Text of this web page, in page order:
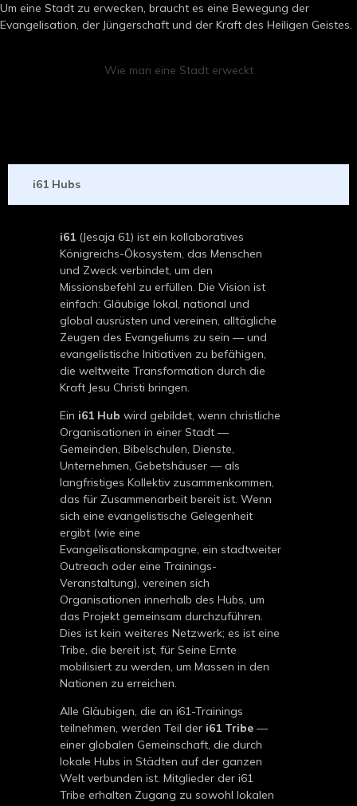
Um eine Stadt zu erwecken, braucht es eine Bewegung der
Evangelisation, der Jüngerschaft und der Kraft des Heiligen Geistes.
Wie man eine Stadt erweckt
i61 Hubs
i61 (Jesaja 61) ist ein kollaboratives
Königreichs-Ökosystem, das Menschen
und Zweck verbindet, um den
Missionsbefehl zu erfüllen. Die Vision ist
einfach: Gläubige lokal, national und
global ausrüsten und vereinen, alltägliche
Zeugen des Evangeliums zu sein — und
evangelistische Initiativen zu befähigen,
die weltweite Transformation durch die
Kraft Jesu Christi bringen.
Ein i61 Hub wird gebildet, wenn christliche
Organisationen in einer Stadt —
Gemeinden, Bibelschulen, Dienste,
Unternehmen, Gebetshäuser — als
langfristiges Kollektiv zusammenkommen,
das für Zusammenarbeit bereit ist. Wenn
sich eine evangelistische Gelegenheit
ergibt (wie eine
Evangelisationskampagne, ein stadtweiter
Outreach oder eine Trainings-
Veranstaltung), vereinen sich
Organisationen innerhalb des Hubs, um
das Projekt gemeinsam durchzuführen.
Dies ist kein weiteres Netzwerk; es ist eine
Tribe, die bereit ist, für Seine Ernte
mobilisiert zu werden, um Massen in den
Nationen zu erreichen.
Alle Gläubigen, die an i61-Trainings
teilnehmen, werden Teil der i61 Tribe —
einer globalen Gemeinschaft, die durch
lokale Hubs in Städten auf der ganzen
Welt verbunden ist. Mitglieder der i61
Tribe erhalten Zugang zu sowohl lokalen